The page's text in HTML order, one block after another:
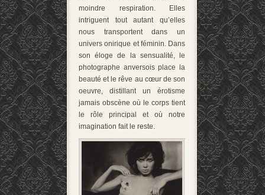
moindre respiration. Elles
intriguent tout autant qu’elles
nous transportent dans un
univers onirique et féminin. Dans
son éloge de la sensualité, le
photographe anversois place la
beauté et le rêve au cœur de son
oeuvre, distillant un érotisme
jamais obscène où le corps tient
le rôle principal et où notre
imagination fait le reste.